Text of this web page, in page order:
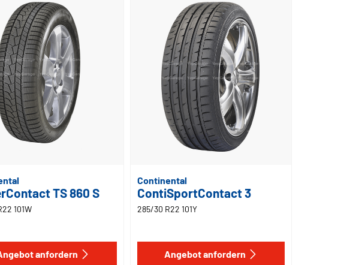
TS 860 S
101W
anfordern
Continental
ContiSportContact 3
285/30 R22 101Y
Angebot anfordern